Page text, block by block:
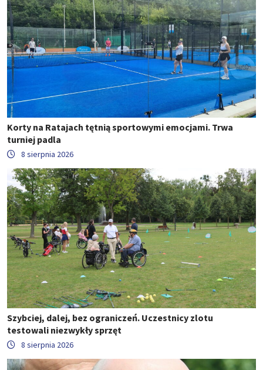
Korty na Ratajach tętnią sportowymi emocjami. Trwa
turniej padla
8 sierpnia 2026
Szybciej, dalej, bez ograniczeń. Uczestnicy zlotu
testowali niezwykły sprzęt
8 sierpnia 2026